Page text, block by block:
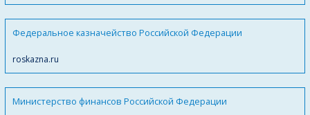
Федеральное казначейство Российской Федерации
roskazna.ru
Министерство финансов Российской Федерации